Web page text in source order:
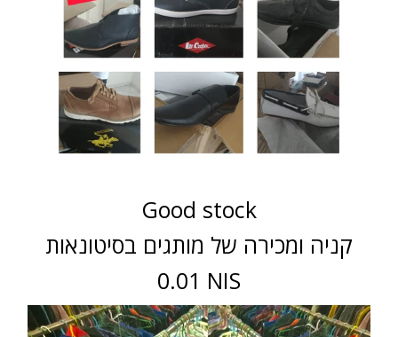
Good stock
קניה ומכירה של מותגים בסיטונאות
0.01 NIS